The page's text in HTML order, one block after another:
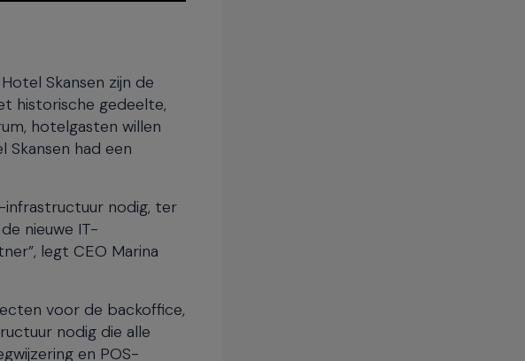
Skansen zijn de
historische gedeelte,
hotelgasten willen
had een
infrastructuur nodig, ter
nieuwe IT-
legt CEO Marina
voor de backoffice,
nodig die alle
en POS-